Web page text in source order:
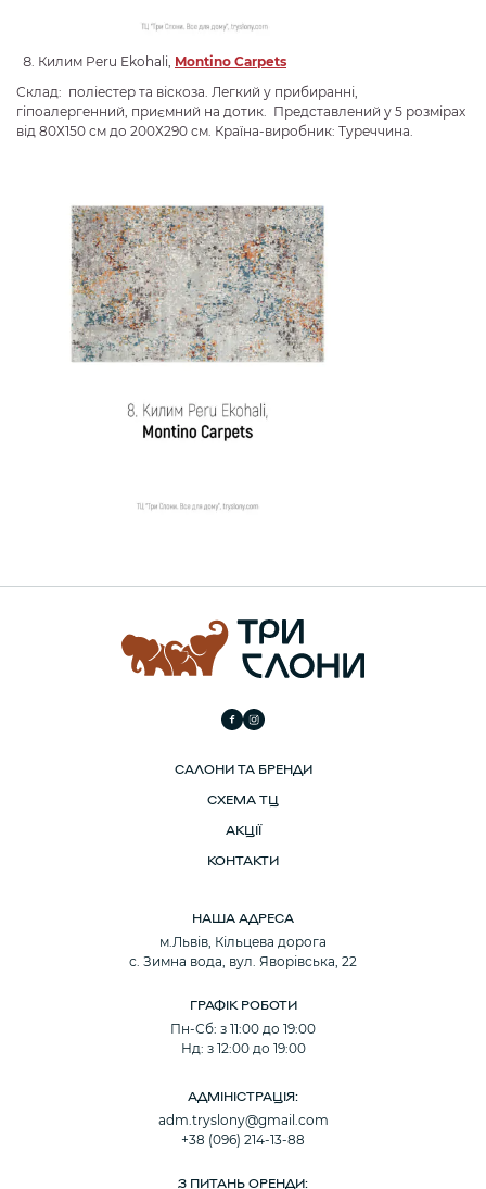
Килим Peru Ekohali, Montino Carpets
Склад: поліестер та віскоза. Легкий у прибиранні,
гіпоалергенний, приємний на дотик. Представлений у 5 розмірах
від 80Х150 см до 200Х290 см. Країна-виробник: Туреччина.
САЛОНИ ТА БРЕНДИ
СХЕМА ТЦ
АКЦІЇ
КОНТАКТИ
НАША АДРЕСА
м.Львів, Кільцева дорога
с. Зимна вода, вул. Яворівська, 22
ГРАФІК РОБОТИ
Пн-Сб: з 11:00 до 19:00
Нд: з 12:00 до 19:00
АДМІНІСТРАЦІЯ:
adm.tryslony@gmail.com
+38 (096) 214-13-88
З ПИТАНЬ ОРЕНДИ: